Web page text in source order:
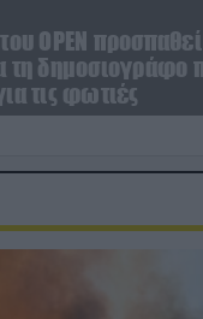
OPEN
τη δημοσιογράφο
τις φωτιές